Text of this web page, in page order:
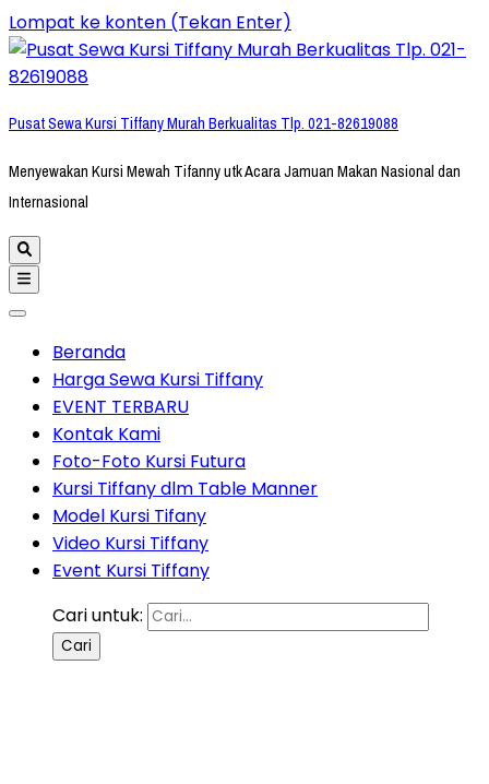
Lompat ke konten (Tekan Enter)
Pusat Sewa Kursi Tiffany Murah Berkualitas Tlp. 021-82619088
Menyewakan Kursi Mewah Tifanny utk Acara Jamuan Makan Nasional dan
Internasional
Beranda
Harga Sewa Kursi Tiffany
EVENT TERBARU
Kontak Kami
Foto-Foto Kursi Futura
Kursi Tiffany dlm Table Manner
Model Kursi Tifany
Video Kursi Tiffany
Event Kursi Tiffany
Cari untuk: